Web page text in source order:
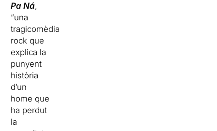
Pa Ná,
“una
tragicomèdia
rock que
explica la
punyent
història
d’un
home que
ha perdut
la